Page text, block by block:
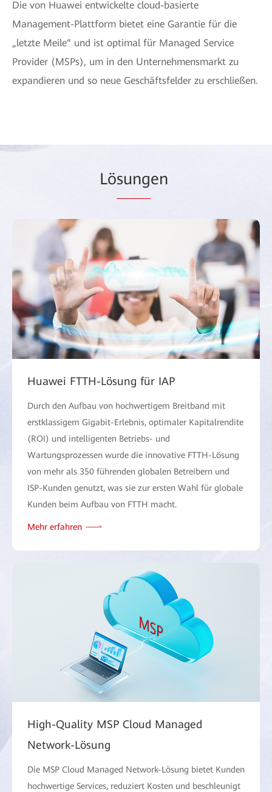
Die von Huawei entwickelte cloud-basierte
Management-Plattform bietet eine Garantie für die
„letzte Meile“ und ist optimal für Managed Service
Provider (MSPs), um in den Unternehmensmarkt zu
expandieren und so neue Geschäftsfelder zu erschließen.
Lösungen
Huawei FTTH-Lösung für IAP
Durch den Aufbau von hochwertigem Breitband mit
erstklassigem Gigabit-Erlebnis, optimaler Kapitalrendite
(ROI) und intelligenten Betriebs- und
Wartungsprozessen wurde die innovative FTTH-Lösung
von mehr als 350 führenden globalen Betreibern und
ISP-Kunden genutzt, was sie zur ersten Wahl für globale
Kunden beim Aufbau von FTTH macht.
Mehr erfahren
High-Quality MSP Cloud Managed
Network-Lösung
Die MSP Cloud Managed Network-Lösung bietet Kunden
hochwertige Services, reduziert Kosten und beschleunigt